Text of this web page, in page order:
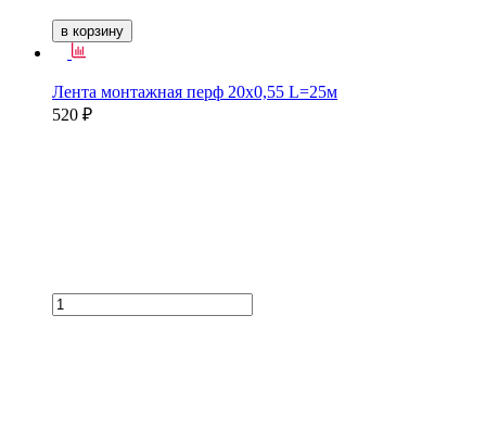
в корзину
Лента монтажная перф 20х0,55 L=25м
520 ₽